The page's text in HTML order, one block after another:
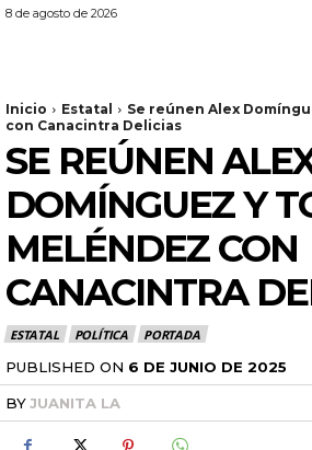
8 de agosto de 2026